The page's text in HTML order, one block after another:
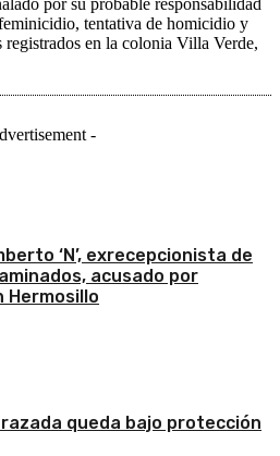
por su probable responsabilidad
tentativa de homicidio y
en la colonia Villa Verde,
-
‘N’, exrecepcionista de
acusado por
Hermosillo
queda bajo protección